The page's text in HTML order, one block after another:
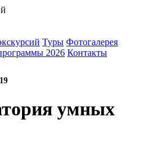
Туры Фотогалерея
2026 Контакты
умных